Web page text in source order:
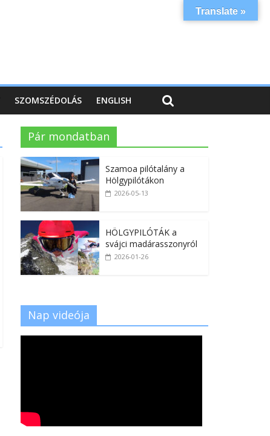
SZOMSZÉDOLÁS ENGLISH
Pár mondatban
Szamoa pilótalány a
Hölgypilótákon
2026-05-13
HÖLGYPILÓTÁK a
svájci madárasszonyról
2026-01-26
Nap videója
Translate »